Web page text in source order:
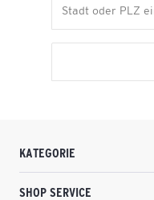
KATEGORIE
SHOP SERVICE